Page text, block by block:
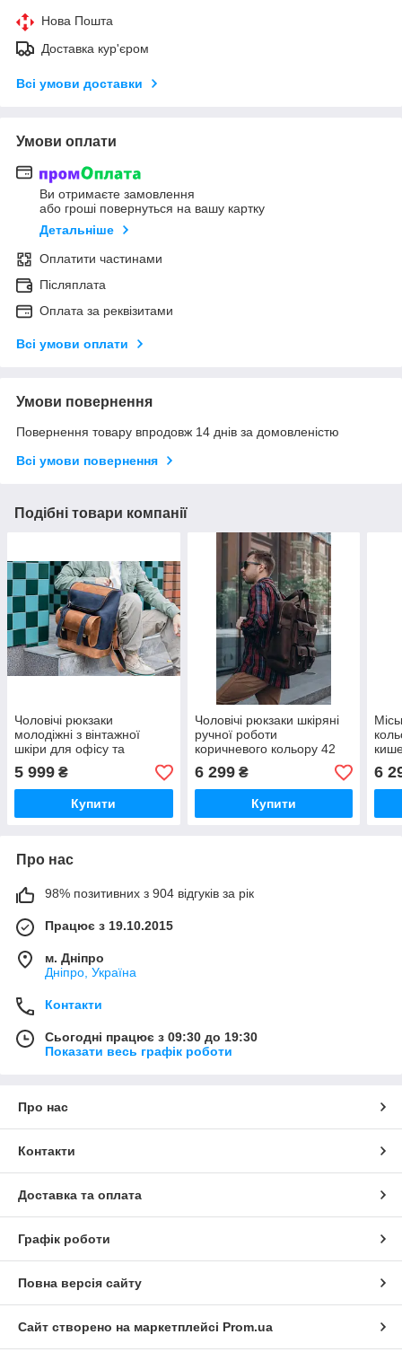
Нова Пошта
Доставка кур'єром
Всі умови доставки
Умови оплати
Ви отримаєте замовлення
або гроші повернуться на вашу картку
Детальніше
Оплатити частинами
Післяплата
Оплата за реквізитами
Всі умови оплати
Умови повернення
Повернення товару впродовж 14 днів за домовленістю
Всі умови повернення
Подібні товари компанії
Чоловічі рюкзаки
молодіжні з вінтажної
шкіри для офісу та
подорожей коричневий
40см*29см
5 999 ₴
Купити
Чоловічі рюкзаки шкіряні
ручної роботи
коричневого кольору 42
см*29см
6 299₴
Купити
6
Про нас
98% позитивних з 904 відгуків за рік
Працює з 19.10.2015
м. Дніпро
Дніпро, Україна
Контакти
Сьогодні працює з 09:30 до 19:30
Показати весь графік роботи
Про нас
Контакти
Доставка та оплата
Графік роботи
Повна версія сайту
Сайт створено на маркетплейсі Prom.ua